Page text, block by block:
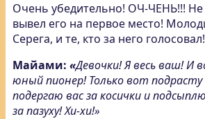
Очень убедительно! ОЧ-ЧЕНЬ!!! Не
вывел его на первое место!
Серега, и те, кто за него
Майами: «Девочки! Я весь ваш! И
юный пионер! Только вот подрасту
подергаю вас за косички и
за пазуху! Хи-хи!»